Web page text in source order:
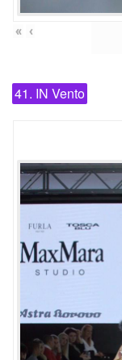
« ‹
41. IN Vento